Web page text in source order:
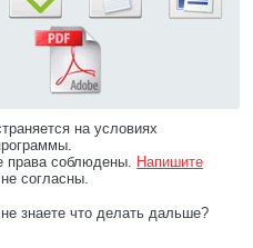
на условиях
права соблюдены. Напишите
согласны.
знаете что делать дальше?